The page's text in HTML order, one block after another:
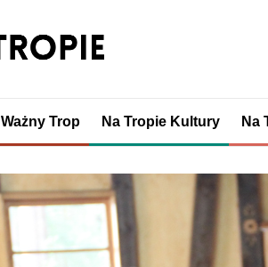
Ważny Trop Na Tropie Kultury Na